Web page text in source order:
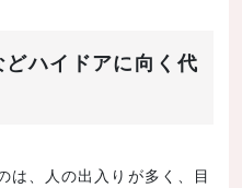
ハイドアに向く代
は、人の出入りが多く、目